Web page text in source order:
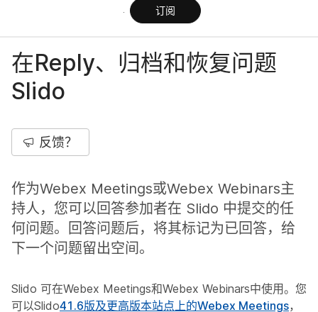
订阅
在Reply、归档和恢复问题
Slido
反馈？
作为Webex Meetings或Webex Webinars主
持人，您可以回答参加者在 Slido 中提交的任
何问题。回答问题后，将其标记为已回答，给
下一个问题留出空间。
Slido 可在Webex Meetings和Webex Webinars中使用。您
可以Slido41.6版及更高版本站点上的Webex Meetings，